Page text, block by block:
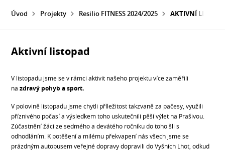
Úvod Projekty Resilio FITNESS 2024/2025 AKTIVNÍ
Aktivní listopad
V listopadu jsme se v rámci aktivit našeho projektu více zaměřili
na zdravý pohyb a sport.
V polovině listopadu jsme chytli příležitost takzvaně za pačesy, využili
příznivého počasí a výsledkem toho uskutečnili pěší výlet na Prašivou.
Zúčastnění žáci ze sedmého a devátého ročníku do toho šli s
odhodláním. K potěšení a milému překvapení nás všech jsme se
prázdným autobusem veřejné dopravy dopravili do Vyšních Lhot, odkud